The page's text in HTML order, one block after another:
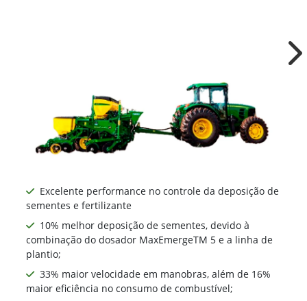
Excelente performance no controle da deposição de
sementes e fertilizante
10% melhor deposição de sementes, devido à
combinação do dosador MaxEmergeTM 5 e a linha de
plantio;
33% maior velocidade em manobras, além de 16%
maior eficiência no consumo de combustível;